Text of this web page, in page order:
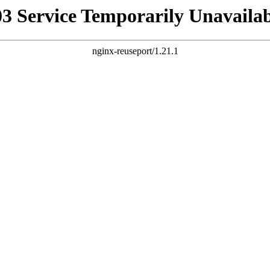
Service Temporarily
nginx-reuseport/1.21.1